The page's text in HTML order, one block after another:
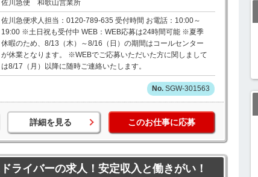
佐川急便 和歌山営業所
佐川急便求人担当：0120-789-635 受付時間 お電話：10:00～
19:00 ※土日祝も受付中 WEB：WEB応募は24時間可能 ※夏季
休暇のため、8/13（木）～8/16（日）の期間はコールセンター
が休業となります。 ※WEBでご応募いただいた方に関しまして
は8/17（月）以降に随時ご連絡いたします。
SGW-301563
詳細を見る このお仕事に応募
イバーの求人！安定収入と働きがい！